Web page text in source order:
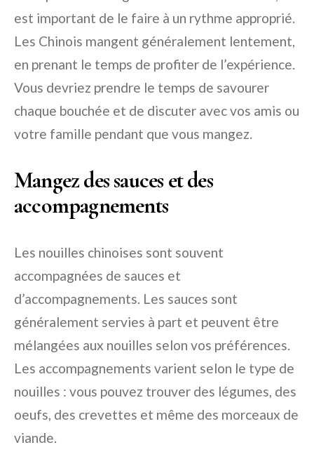
est important de le faire à un rythme approprié.
Les Chinois mangent généralement lentement,
en prenant le temps de profiter de l’expérience.
Vous devriez prendre le temps de savourer
chaque bouchée et de discuter avec vos amis ou
votre famille pendant que vous mangez.
Mangez des sauces et des
accompagnements
Les nouilles chinoises sont souvent
accompagnées de sauces et
d’accompagnements. Les sauces sont
généralement servies à part et peuvent être
mélangées aux nouilles selon vos préférences.
Les accompagnements varient selon le type de
nouilles : vous pouvez trouver des légumes, des
oeufs, des crevettes et même des morceaux de
viande.